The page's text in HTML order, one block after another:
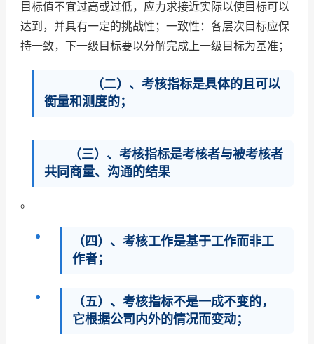
目标值不宜过高或过低，应力求接近实际以使目标可以
达到，并具有一定的挑战性；一致性：各层次目标应保
持一致，下一级目标要以分解完成上一级目标为基准；
（二）、考核指标是具体的且可以
衡量和测度的；
（三）、考核指标是考核者与被考核者
共同商量、沟通的结果
。
（四）、考核工作是基于工作而非工
作者；
（五）、考核指标不是一成不变的，
它根据公司内外的情况而变动；